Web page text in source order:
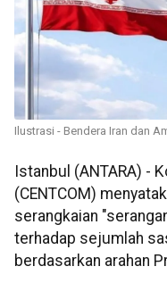
Ilustrasi - Bendera Iran dan
Istanbul (ANTARA) -
(CENTCOM)
serangkaian
terhadap sejumlah
berdasarkan arahan